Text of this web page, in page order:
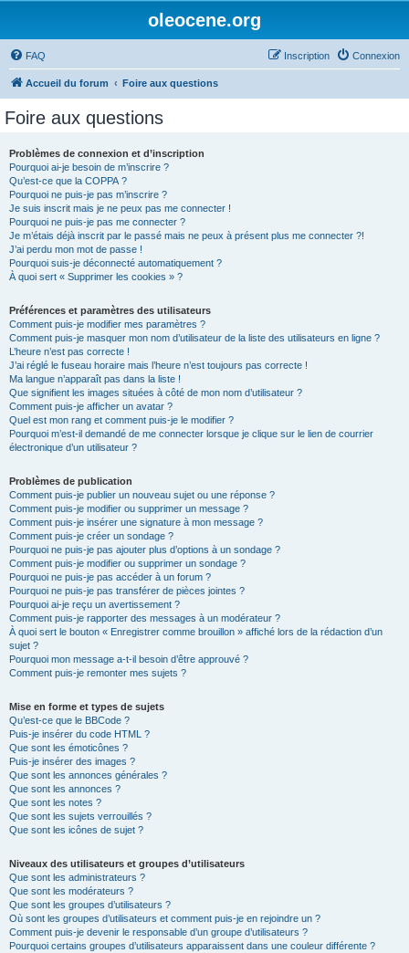
oleocene.org
FAQ Connexion
Inscription
Accueil du forum Foire aux questions
Foire aux questions
Problèmes de connexion et d’inscription
Pourquoi ai-je besoin de m’inscrire ?
Qu’est-ce que la COPPA ?
Pourquoi ne puis-je pas m’inscrire ?
Je suis inscrit mais je ne peux pas me connecter !
Pourquoi ne puis-je pas me connecter ?
Je m’étais déjà inscrit par le passé mais ne peux à présent plus me connecter ?!
J’ai perdu mon mot de passe !
Pourquoi suis-je déconnecté automatiquement ?
À quoi sert « Supprimer les cookies » ?
Préférences et paramètres des utilisateurs
Comment puis-je modifier mes paramètres ?
Comment puis-je masquer mon nom d’utilisateur de la liste des utilisateurs en ligne ?
L’heure n’est pas correcte !
J’ai réglé le fuseau horaire mais l’heure n’est toujours pas correcte !
Ma langue n’apparaît pas dans la liste !
Que signifient les images situées à côté de mon nom d’utilisateur ?
Comment puis-je afficher un avatar ?
Quel est mon rang et comment puis-je le modifier ?
Pourquoi m’est-il demandé de me connecter lorsque je clique sur le lien de courrier
électronique d’un utilisateur ?
Problèmes de publication
Comment puis-je publier un nouveau sujet ou une réponse ?
Comment puis-je modifier ou supprimer un message ?
Comment puis-je insérer une signature à mon message ?
Comment puis-je créer un sondage ?
Pourquoi ne puis-je pas ajouter plus d’options à un sondage ?
Comment puis-je modifier ou supprimer un sondage ?
Pourquoi ne puis-je pas accéder à un forum ?
Pourquoi ne puis-je pas transférer de pièces jointes ?
Pourquoi ai-je reçu un avertissement ?
Comment puis-je rapporter des messages à un modérateur ?
À quoi sert le bouton « Enregistrer comme brouillon » affiché lors de la rédaction d’un
sujet ?
Pourquoi mon message a-t-il besoin d’être approuvé ?
Comment puis-je remonter mes sujets ?
Mise en forme et types de sujets
Qu’est-ce que le BBCode ?
Puis-je insérer du code HTML ?
Que sont les émoticônes ?
Puis-je insérer des images ?
Que sont les annonces générales ?
Que sont les annonces ?
Que sont les notes ?
Que sont les sujets verrouillés ?
Que sont les icônes de sujet ?
Niveaux des utilisateurs et groupes d’utilisateurs
Que sont les administrateurs ?
Que sont les modérateurs ?
Que sont les groupes d’utilisateurs ?
Où sont les groupes d’utilisateurs et comment puis-je en rejoindre un ?
Comment puis-je devenir le responsable d’un groupe d’utilisateurs ?
Pourquoi certains groupes d’utilisateurs apparaissent dans une couleur différente ?